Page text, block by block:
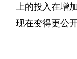
上的投入在增
现在变得更公